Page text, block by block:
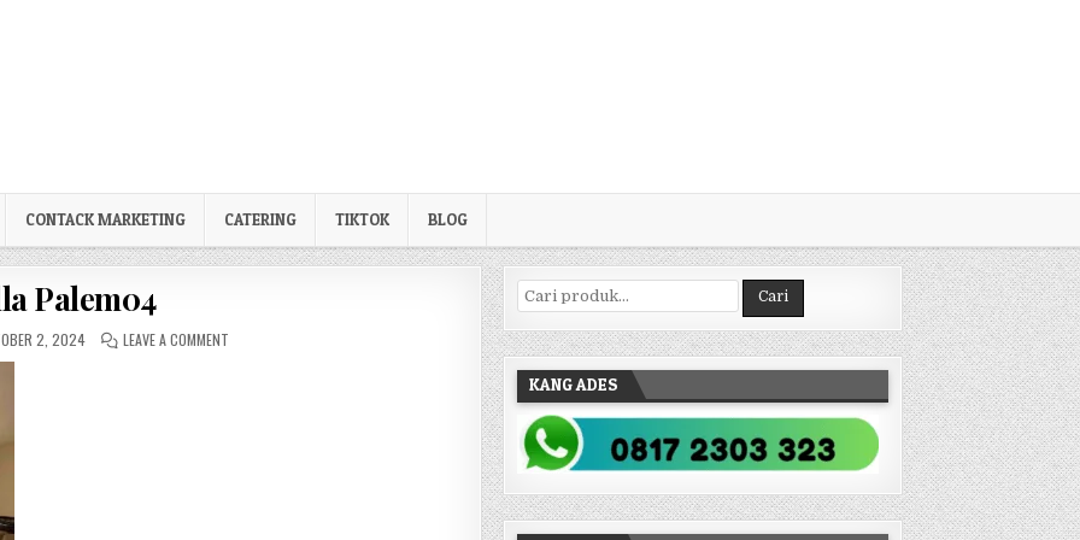
CONTACK MARKETING CATERING TIKTOK BLOG
Palem04
DATE:
2, 2024 LEAVE A COMMENTON VILLA PALEM04
Pencarian untuk: Cari
KANG ADES